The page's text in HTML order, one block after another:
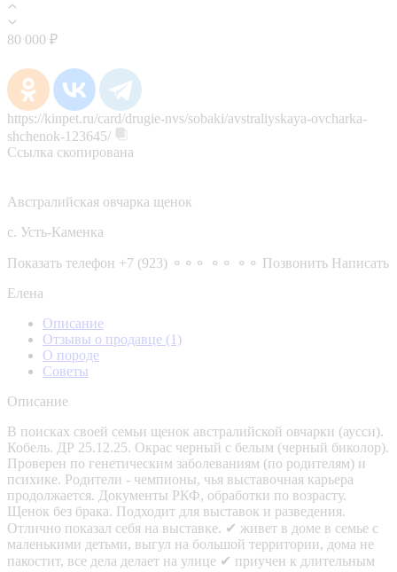
80 000 ₽
https://kinpet.ru/card/drugie-nvs/sobaki/avstraliyskaya-ovcharka-
shchenok-123645/
Ссылка скопирована
Австралийская овчарка щенок
с. Усть-Каменка
Показать телефон +7 (923) ⚬⚬⚬ ⚬⚬ ⚬⚬ Позвонить Написать
Елена
Описание
Отзывы о продавце (1)
О породе
Советы
Описание
В поисках своей семьи щенок австралийской овчарки (аусси).
Кобель. ДР 25.12.25. Окрас черный с белым (черный биколор).
Проверен по генетическим заболеваниям (по родителям) и
психике. Родители - чемпионы, чья выставочная карьера
продолжается. Документы РКФ, обработки по возрасту.
Щенок без брака. Подходит для выставок и разведения.
Отлично показал себя на выставке. ✔ живет в доме в семье с
маленькими детьми, выгул на большой территории, дома не
пакостит, все дела делает на улице ✔ приучен к длительным